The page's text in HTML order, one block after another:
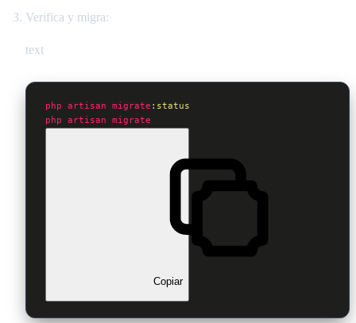
Verifica y migra:
text
php artisan migrate :status
php artisan migrate
Copiar